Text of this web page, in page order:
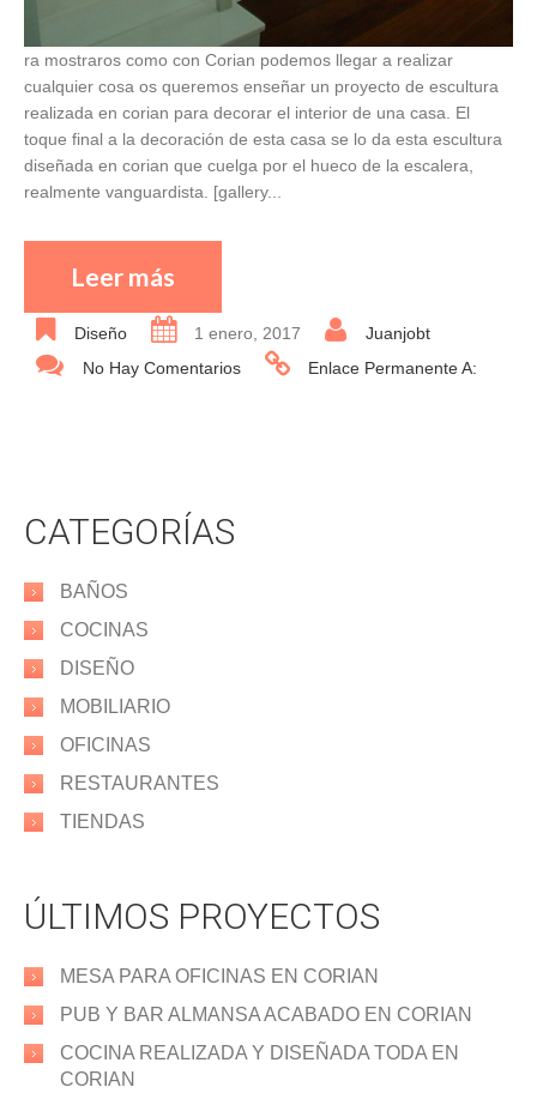
ra mostraros como con Corian podemos llegar a realizar
cualquier cosa os queremos enseñar un proyecto de escultura
realizada en corian para decorar el interior de una casa. El
toque final a la decoración de esta casa se lo da esta escultura
diseñada en corian que cuelga por el hueco de la escalera,
realmente vanguardista. [gallery...
Leer más
Diseño 1 enero, 2017
Juanjobt
No Hay Comentarios
Enlace Permanente A:
CATEGORÍAS
BAÑOS
COCINAS
DISEÑO
MOBILIARIO
OFICINAS
RESTAURANTES
TIENDAS
ÚLTIMOS PROYECTOS
MESA PARA OFICINAS EN CORIAN
PUB Y BAR ALMANSA ACABADO EN CORIAN
COCINA REALIZADA Y DISEÑADA TODA EN
CORIAN